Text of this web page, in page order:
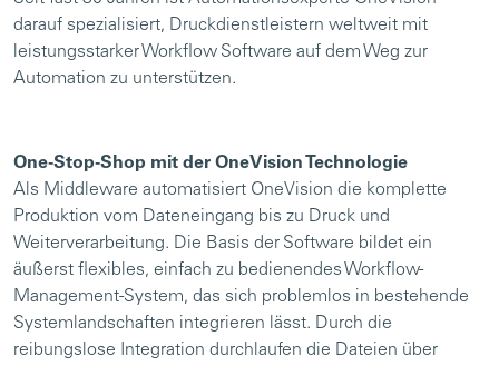
darauf spezialisiert, Druckdienstleistern weltweit mit
leistungsstarker Workflow Software auf dem Weg zur
Automation zu unterstützen.
One-Stop-Shop mit der OneVision Technologie
Als Middleware automatisiert OneVision die komplette
Produktion vom Dateneingang bis zu Druck und
Weiterverarbeitung. Die Basis der Software bildet ein
äußerst flexibles, einfach zu bedienendes Workflow-
Management-System, das sich problemlos in bestehende
Systemlandschaften integrieren lässt. Durch die
reibungslose Integration durchlaufen die Dateien über